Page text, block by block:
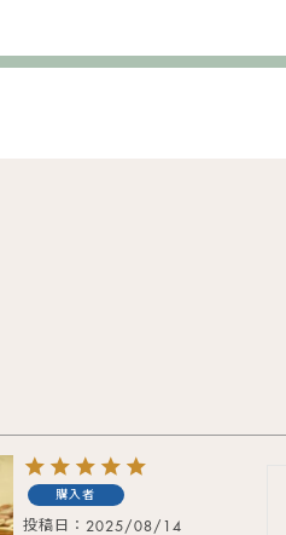
購入者
投稿日 2025/08/14